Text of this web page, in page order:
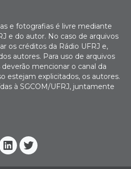
Linkedin
Twitter
e fotografias é livre mediante
e do autor. No caso de arquivos
os créditos da Rádio UFRJ e,
autores. Para uso de arquivos
mencionar o canal da
estejam explicitados, os autores.
à SGCOM/UFRJ, juntamente